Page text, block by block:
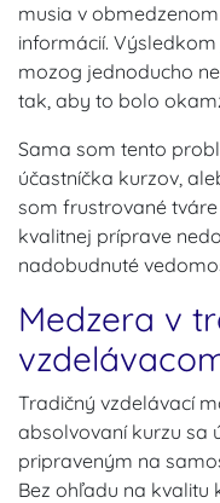
musia v
informácií.
mozog jednoducho
tak, aby to bolo
Sama som tento
účastníčka kurzov,
som frustrované
kvalitnej príprave
nadobudnuté
Medzera v
Tradičný vzdelávací
absolvovaní kurzu sa
pripraveným na
Bez ohľadu na kvalitu